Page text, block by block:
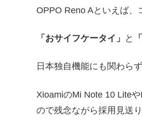
OPPO Reno Aといえば
「おサイフケータイ」 と
日本独自機能にも関わら
XioamiのMi Note 10 Lite
ので残念ながら採用見送り